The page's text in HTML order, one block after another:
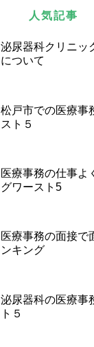
人気記事
泌尿器科クリニッ
について
松戸市での医療事
スト５
医療事務の仕事よ
グワースト5
医療事務の面接で
ンキング
泌尿器科の医療事
ト５